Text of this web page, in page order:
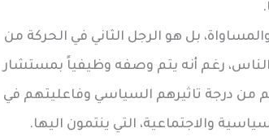
بل هو الرجل الثاني في الحركة من
الناس، رغم أنه يتم وصفه وظيفياً بمستشار
من درجة تاثيرهم السياسي وفاعليتهم في
والاجتماعية، التي ينتمون اليها.